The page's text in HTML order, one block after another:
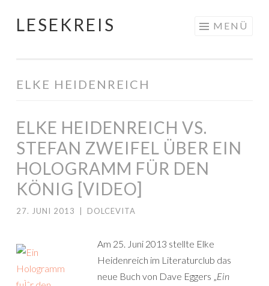
Springe
LESEKREIS MENÜ
ELKE HEIDENREICH
ELKE HEIDENREICH VS.
STEFAN ZWEIFEL ÜBER EIN
HOLOGRAMM FÜR DEN
KÖNIG [VIDEO]
27. JUNI 2013 DOLCEVITA
Am 25. Juni 2013 stellte Elke
Heidenreich im Literaturclub das
neue Buch von Dave Eggers „Ein